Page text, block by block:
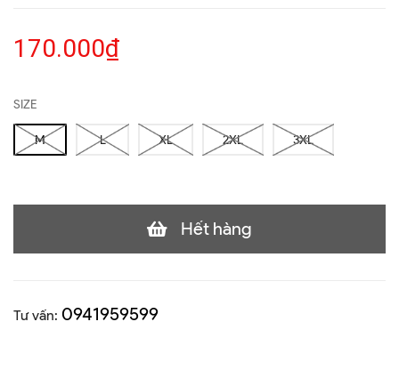
170.000₫
SIZE
M L XL 2XL 3XL
Hết hàng
Tư vấn: 0941959599